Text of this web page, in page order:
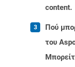
content.
Πού
του